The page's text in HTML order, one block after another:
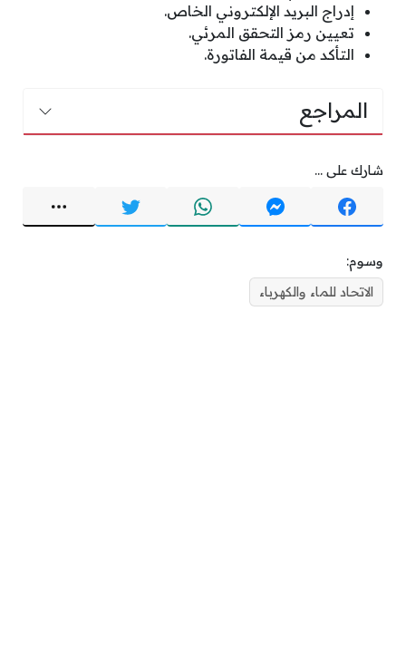
إدراج البريد الإلكتروني الخاص.
تعيين رمز التحقق المرئي.
التأكد من قيمة الفاتورة.
المراجع
شارك على ...
وسوم:
الاتحاد للماء والكهرباء